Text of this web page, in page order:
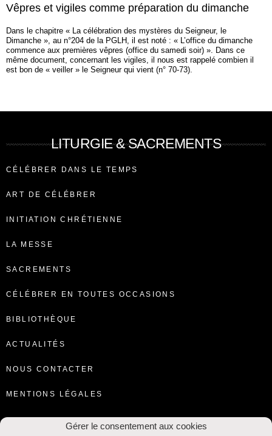
Gérer le consentement aux cookies
Vêpres et vigiles comme préparation du dimanche
Dans le chapitre « La célébration des mystères du Seigneur, le
Dimanche », au n°204 de la PGLH, il est noté : « L’office du dimanche
commence aux premières vêpres (office du samedi soir) ». Dans ce
même document, concernant les vigiles, il nous est rappelé combien il
est bon de « veiller » le Seigneur qui vient (n° 70-73).
LITURGIE & SACREMENTS
CÉLÉBRER DANS LE TEMPS
ART DE CÉLÉBRER
INITIATION CHRÉTIENNE
LA MESSE
SACREMENTS
CÉLÉBRER EN TOUTES OCCASIONS
BIBLIOTHÈQUE
ACTUALITÉS
NOUS CONTACTER
MENTIONS LÉGALES